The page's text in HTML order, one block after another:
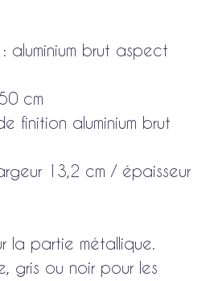
: aluminium brut aspect
cm
finition aluminium brut
13,2 cm / épaisseur
la partie métallique.
gris ou noir pour les